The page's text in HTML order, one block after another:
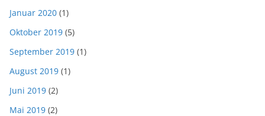
Januar 2020 (1)
Oktober 2019 (5)
September 2019 (1)
August 2019 (1)
Juni 2019 (2)
Mai 2019 (2)